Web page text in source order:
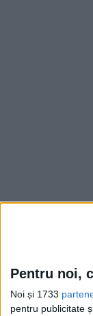
Pentru noi,
Noi și 1733
pentru publicitate
Cea mai mare